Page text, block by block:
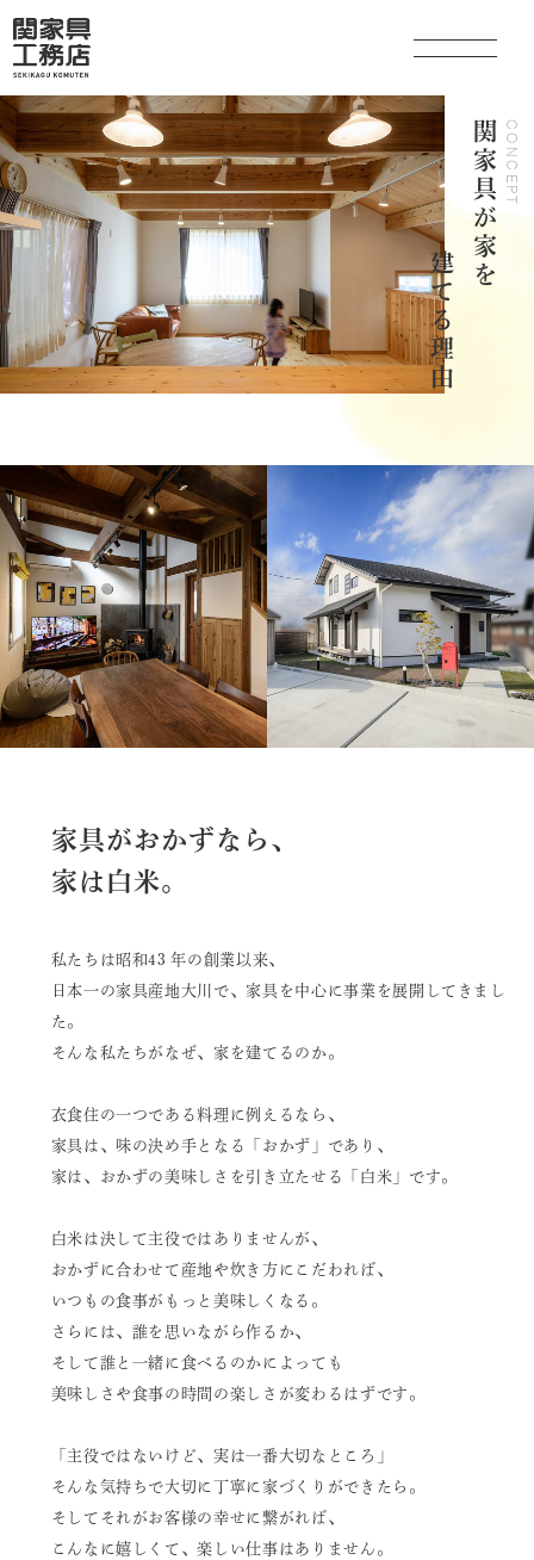
関家具の家づくり
とことん考えるプランニング
住宅性能・素材へのこだわり
保証制度・アフターメンテナンス
家づくりの流れ
コラム
施工実績
イベント・お知らせ
会社情報
スタッフブログ
プライバシーポリシー
サイトマップ
お問い合わせ
関家具が家を
建てる理由
CONCEPT
家具がおかずなら、
家は白米。
私たちは昭和43 年の創業以来、
日本一の家具産地大川で、家具を中心に事業を展開してきまし
た。
そんな私たちがなぜ、家を建てるのか。
衣食住の一つである料理に例えるなら、
家具は、味の決め手となる「おかず」であり、
家は、おかずの美味しさを引き立たせる「白米」です。
白米は決して主役ではありませんが、
おかずに合わせて産地や炊き方にこだわれば、
いつもの食事がもっと美味しくなる。
さらには、誰を思いながら作るか、
そして誰と一緒に食べるのかによっても
美味しさや食事の時間の楽しさが変わるはずです。
「主役ではないけど、実は一番大切なところ」
そんな気持ちで大切に丁寧に家づくりができたら。
そしてそれがお客様の幸せに繋がれば、
こんなに嬉しくて、楽しい仕事はありません。